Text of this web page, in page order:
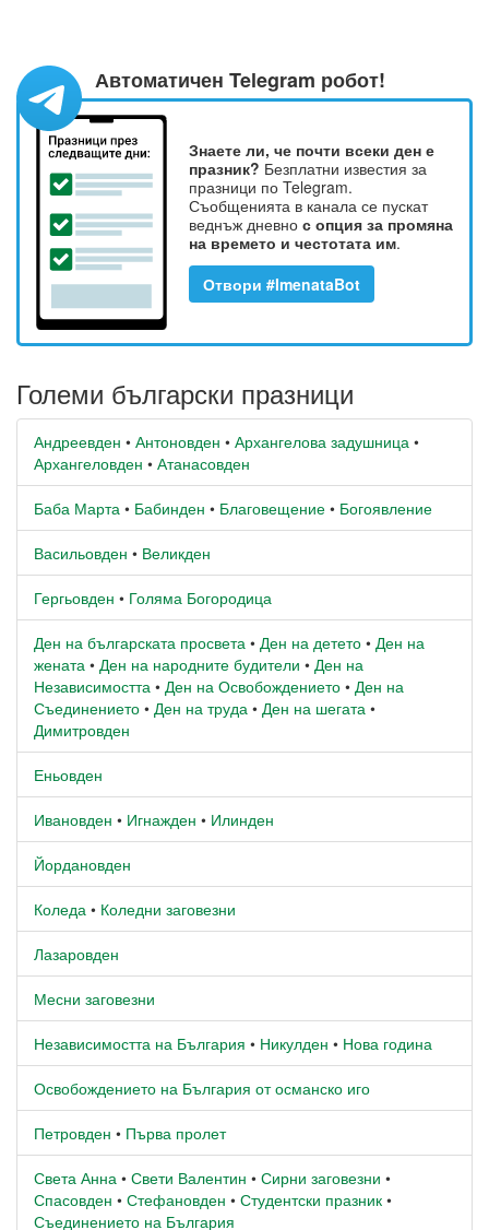
Автоматичен Telegram робот!
Знаете ли, че почти всеки ден е
празник? Безплатни известия за
празници по Telegram.
Съобщенията в канала се пускат
веднъж дневно с опция за промяна
на времето и честотата им.
Отвори #ImenataBot
Големи български празници
Андреевден • Антоновден • Архангелова задушница •
Архангеловден • Атанасовден
Баба Марта • Бабинден • Благовещение • Богоявление
Васильовден • Великден
Гергьовден • Голяма Богородица
Ден на българската просвета • Ден на детето • Ден на
жената • Ден на народните будители • Ден на
Независимостта • Ден на Освобождението • Ден на
Съединението • Ден на труда • Ден на шегата •
Димитровден
Еньовден
Ивановден • Игнажден • Илинден
Йордановден
Коледа • Коледни заговезни
Лазаровден
Месни заговезни
Независимостта на България • Никулден • Нова година
Освобождението на България от османско иго
Петровден • Първа пролет
Света Анна • Свети Валентин • Сирни заговезни •
Спасовден • Стефановден • Студентски празник •
Съединението на България